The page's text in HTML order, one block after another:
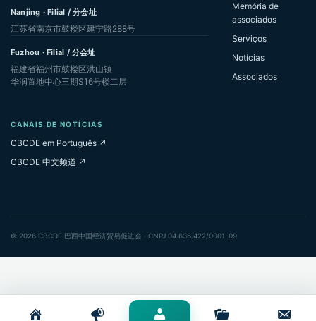
Nanjing · Filial / 分会址
江苏省南京市鼓楼区建宁路288号
Fuzhou · Filial / 分会址
福建省福州市鼓楼区洪山镇
华润置地中心三期S16号楼二层
Memória de
associados
Serviços
Notícias
Associados
CANAIS DE NOTÍCIAS
CBCDE em Português ↗
CBCDE 中文频道 ↗
© 2026 CBCDE 巴西中国经济贸易促进会 · CNPJ 04.636.422/0001-09